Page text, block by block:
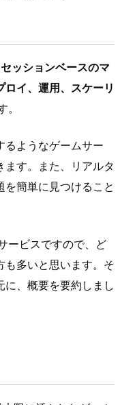
セッションベースのマ
イ、運用、スケーリ
るようなゲームサー
す。また、リアルタ
簡単に見つけること
ービスですので、ど
も多いと思います。そ
、概要を要約しまし